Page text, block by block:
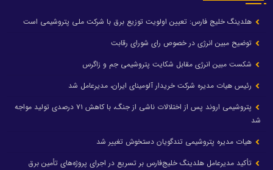
هلدینگ خلیج فارس: تعیین اولویت توزیع برق با شرکت ملی پتروشیمی است
توضیح مبین انرژی در خصوص رای شورای رقابت
شکست مبین انرژی مقابل شکایت پتروشیمی جم و زاگرس
رئیس هیات مدیره شرکت خریدار آلومینای ایران، مدیرعامل شد
پتروشیمی اروند پس از اختلالات ناشی از جنگ، با کاهش ۷۱ درصدی تولید مواجه
شد
هیات مدیره پتروشیمی تندگویان دستخوش تغییر شد
تأکید مدیرعامل هلدینگ خلیج‌فارس بر تسریع در اجرای پروژه‌های تأمین برق